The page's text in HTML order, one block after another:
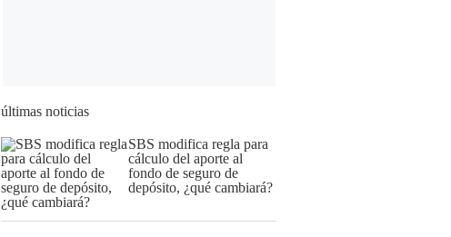
últimas noticias
SBS modifica regla para
cálculo del aporte al
fondo de seguro de
depósito, ¿qué cambiará?